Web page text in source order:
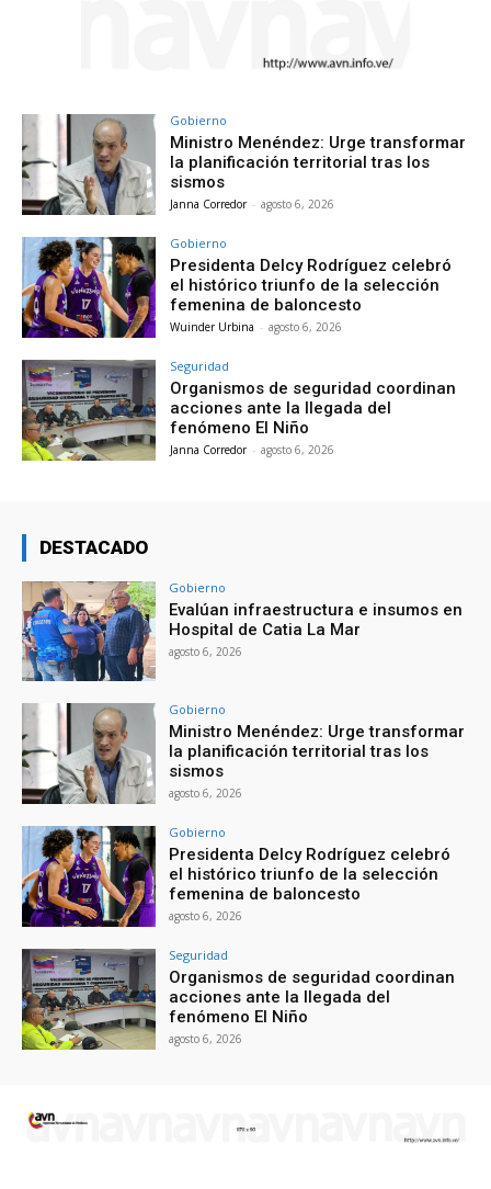
Gobierno
Ministro Menéndez: Urge transformar
la planificación territorial tras los
sismos
Janna Corredor - agosto 6, 2026
Gobierno
Presidenta Delcy Rodríguez celebró
el histórico triunfo de la selección
femenina de baloncesto
Wuinder Urbina - agosto 6, 2026
Seguridad
Organismos de seguridad coordinan
acciones ante la llegada del
fenómeno El Niño
Janna Corredor - agosto 6, 2026
DESTACADO
Gobierno
Evalúan infraestructura e insumos en
Hospital de Catia La Mar
agosto 6, 2026
Gobierno
Ministro Menéndez: Urge transformar
la planificación territorial tras los
sismos
agosto 6, 2026
Gobierno
Presidenta Delcy Rodríguez celebró
el histórico triunfo de la selección
femenina de baloncesto
agosto 6, 2026
Seguridad
Organismos de seguridad coordinan
acciones ante la llegada del
fenómeno El Niño
agosto 6, 2026